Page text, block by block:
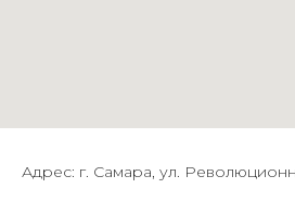
Адрес: г. Самара, ул.